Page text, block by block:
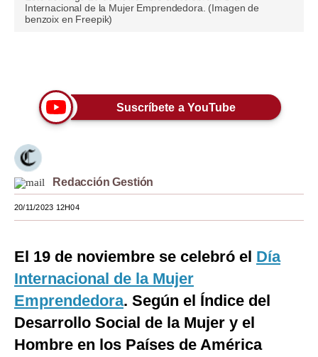
Viajes
Moda
Estilos
México
España
Internacional
Tecnología
Internacional de la Mujer Emprendedora. (Imagen de
benzoix en Freepik)
Suscríbete a YouTube
Redacción Gestión
20/11/2023 12H04
El 19 de noviembre se celebró el Día
Internacional de la Mujer
Emprendedora. Según el Índice del
Desarrollo Social de la Mujer y el
Hombre en los Países de América